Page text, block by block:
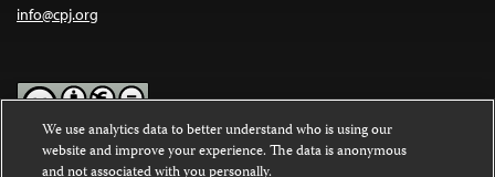
info@cpj.org
Except where noted, text on this website is licensed under a
We use analytics data to better understand who is using our
website and improve your experience. The data is anonymous